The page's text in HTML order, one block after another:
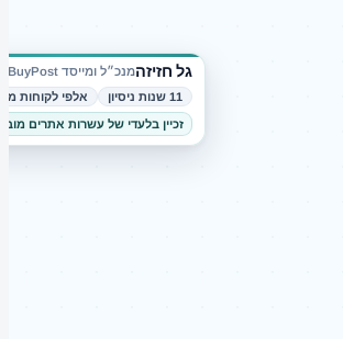
גל חזיזהמנכ״ל ומייסד BuyPost
11 שנות ניסיון
אלפי לקוחות
זכיין בלעדי של עשרות אתרים